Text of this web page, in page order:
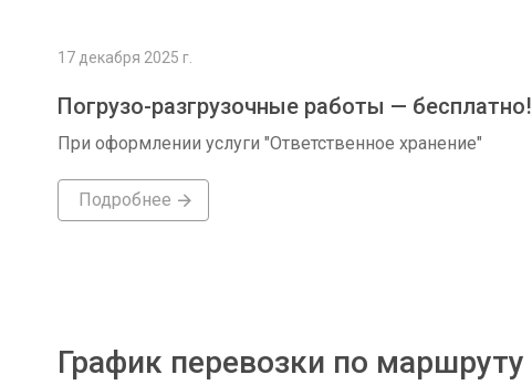
17 декабря 2025 г.
Погрузо-разгрузочные работы — бесплатно!
При оформлении услуги "Ответственное хранение"
Подробнее
График перевозки по маршруту